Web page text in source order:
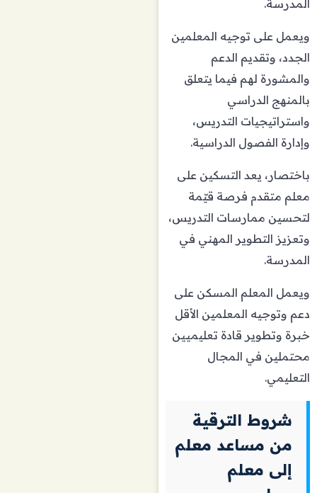
المدرسة.
ويعمل على توجيه المعلمين
الجدد، وتقديم الدعم
والمشورة لهم فيما يتعلق
بالمنهج الدراسي
واستراتيجيات التدريس،
وإدارة الفصول الدراسية.
باختصار، يعد التسكين على
معلم متقدم فرصة قيّمة
لتحسين ممارسات التدريس،
وتعزيز التطوير المهني في
المدرسة.
ويعمل المعلم المسكن على
دعم وتوجيه المعلمين الأقل
خبرة وتطوير قادة تعليميين
محتملين في المجال
التعليمي.
شروط الترقية
من مساعد معلم
إلى معلم